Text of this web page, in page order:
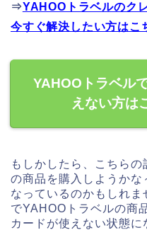
⇒YAHOOトラベルのク
今すぐ解決したい方はこ
YAHOOトラベル
えない方は
もしかしたら、こちら
の商品を購入しようかな
なっているのかもしれ
でYAHOOトラベルの商
カードが使えない状態に